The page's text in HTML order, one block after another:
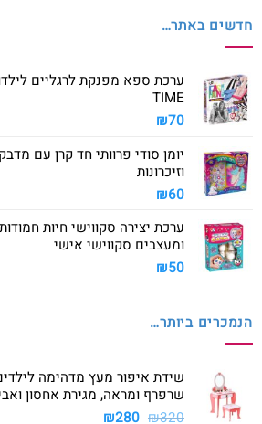
חדשים באתר…
TIME
₪70
יומן סודי פרוותי חד קרן עם
וזיכרונות
₪60
ערכת יצירה סקווישי חיות
ומעצבים סקווישי אישי
₪50
הנמכרים ביותר…
שידת איפור מעץ מדהימה
שרפרף ומראה, מגירת אחסון
₪320 המחיר
₪280 המחיר